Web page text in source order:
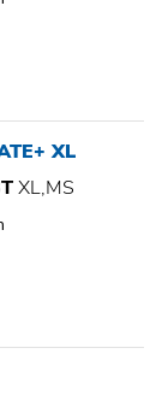
XL
XL,MS